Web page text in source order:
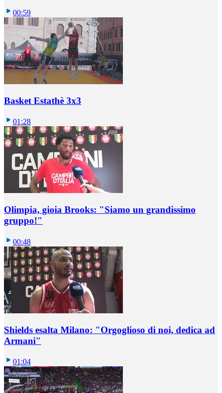
00:59
Basket Estathè 3x3
01:28
Olimpia, gioia Brooks: "Siamo un grandissimo
gruppo!"
00:48
Shields esalta Milano: "Orgoglioso di noi, dedica ad
Armani"
01:04